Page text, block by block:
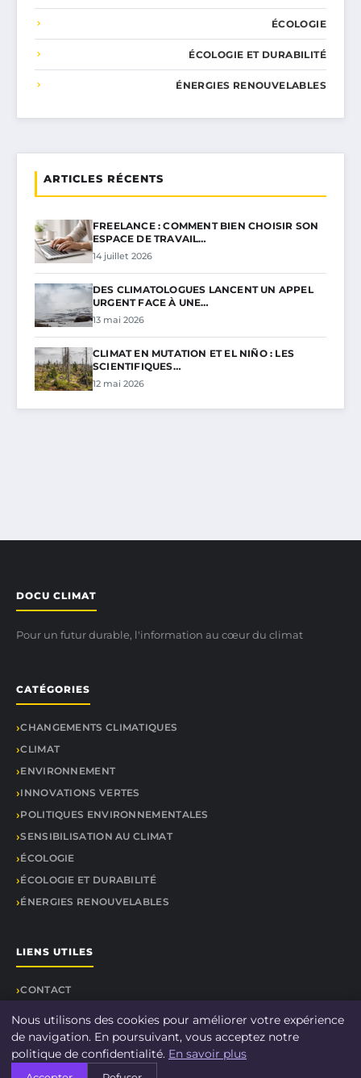
ÉCOLOGIE
ÉCOLOGIE ET DURABILITÉ
ÉNERGIES RENOUVELABLES
ARTICLES RÉCENTS
FREELANCE : COMMENT BIEN CHOISIR SON
ESPACE DE TRAVAIL…
14 juillet 2026
DES CLIMATOLOGUES LANCENT UN APPEL
URGENT FACE À UNE…
13 mai 2026
CLIMAT EN MUTATION ET EL NIÑO : LES
SCIENTIFIQUES…
12 mai 2026
DOCU CLIMAT
Pour un futur durable, l'information au cœur du climat
CATÉGORIES
CHANGEMENTS CLIMATIQUES
CLIMAT
ENVIRONNEMENT
INNOVATIONS VERTES
POLITIQUES ENVIRONNEMENTALES
SENSIBILISATION AU CLIMAT
ÉCOLOGIE
ÉCOLOGIE ET DURABILITÉ
ÉNERGIES RENOUVELABLES
LIENS UTILES
CONTACT
© 2026 DOCU CLIMAT. Tous droits réservés.
Nous utilisons des cookies pour améliorer votre expérience
de navigation. En poursuivant, vous acceptez notre
politique de confidentialité. En savoir plus